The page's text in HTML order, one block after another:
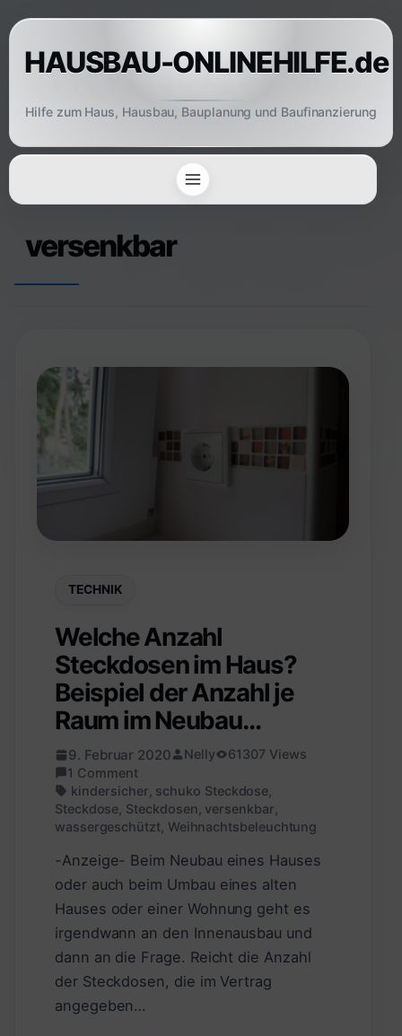
Skip
to
contentHAUSBAU-ONLINEHILFE.de
Hilfe zum Haus, Hausbau, Bauplanung und Baufinanzierung
versenkbar
TECHNIK
Welche Anzahl
Steckdosen im Haus?
Beispiel der Anzahl je
Raum im Neubau…
9. Februar 2020 Nelly
61307 Views
1 Comment
kindersicher schuko Steckdose
Steckdose Steckdosen versenkbar
wassergeschützt, Weihnachtsbeleuchtung
-Anzeige- Beim Neubau eines Hauses
oder auch beim Umbau eines alten
Hauses oder einer Wohnung geht es
irgendwann an den Innenausbau und
dann an die Frage. Reicht die Anzahl
der Steckdosen, die im Vertrag
angegeben…